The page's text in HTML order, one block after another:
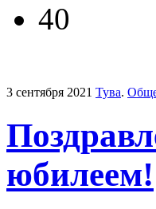
40
3 сентября 2021 Тува.
юбилеем!